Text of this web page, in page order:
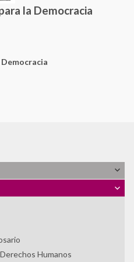
la Democracia
que no se Repita
Indómita (MuCMI)
Humanos